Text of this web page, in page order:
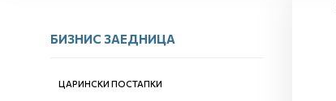
БИЗНИС ЗАЕДНИЦА
ЦАРИНСКИ ПОСТАПКИ